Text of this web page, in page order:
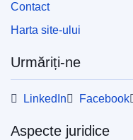
Contact
Harta site-ului
Urmăriți-ne
LinkedIn Facebook
Aspecte juridice